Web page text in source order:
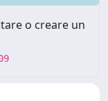
o creare un